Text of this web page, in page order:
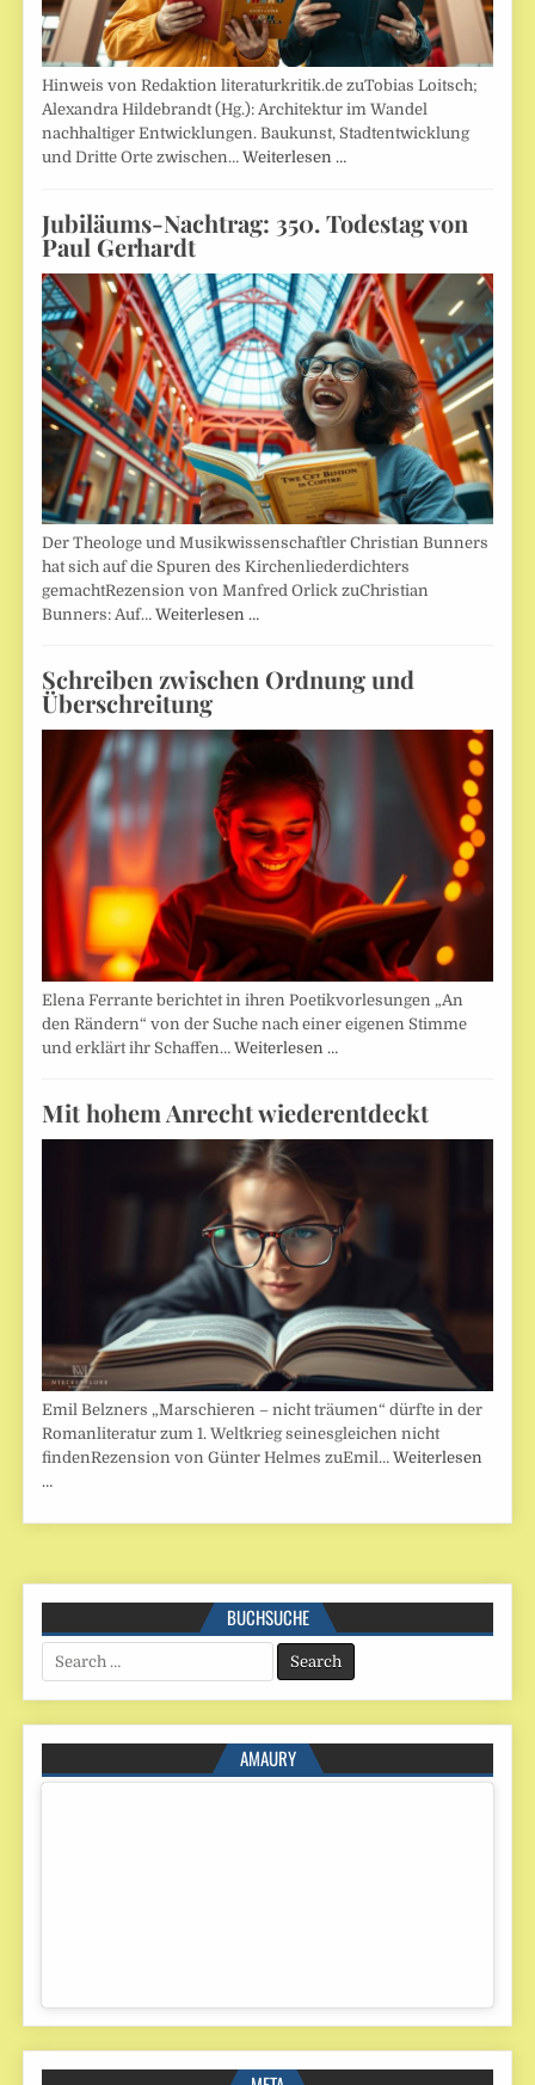
Hinweis von Redaktion literaturkritik.de zuTobias Loitsch;
Alexandra Hildebrandt (Hg.): Architektur im Wandel
nachhaltiger Entwicklungen. Baukunst, Stadtentwicklung
und Dritte Orte zwischen…Weiterlesen …
Jubiläums-Nachtrag: 350. Todestag von
Paul Gerhardt
Der Theologe und Musikwissenschaftler Christian Bunners
hat sich auf die Spuren des Kirchenliederdichters
gemachtRezension von Manfred Orlick zuChristian
Bunners: Auf…Weiterlesen …
Schreiben zwischen Ordnung und
Überschreitung
Elena Ferrante berichtet in ihren Poetikvorlesungen „An
den Rändern“ von der Suche nach einer eigenen Stimme
und erklärt ihr Schaffen…Weiterlesen …
Mit hohem Anrecht wiederentdeckt
Emil Belzners „Marschieren – nicht träumen“ dürfte in der
Romanliteratur zum 1. Weltkrieg seinesgleichen nicht
findenRezension von Günter Helmes zuEmil…Weiterlesen
…
BUCHSUCHE
Search
for:
AMAURY